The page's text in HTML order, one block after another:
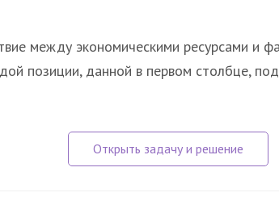
между экономическими ресурсами и
позиции, данной в первом столбце,